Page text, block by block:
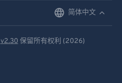
简体中文
v2.30 保留所有权利 (2026)